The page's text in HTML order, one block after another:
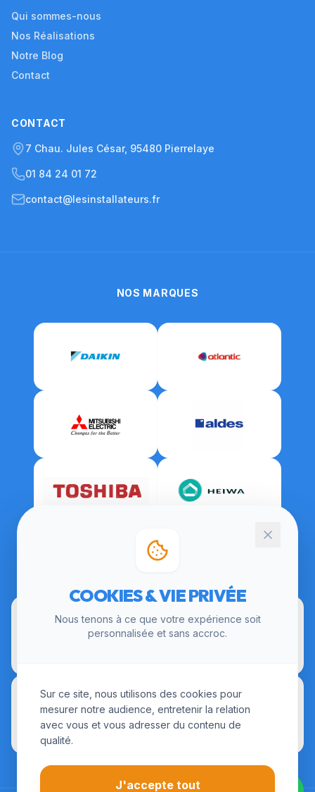
Qui sommes-nous
Nos Réalisations
Notre Blog
Contact
CONTACT
7 Chau. Jules César, 95480 Pierrelaye
01 84 24 01 72
contact@lesinstallateurs.fr
NOS MARQUES
COOKIES & VIE PRIVÉE
Nous tenons à ce que votre expérience soit
personnalisée et sans accroc.
Sur ce site, nous utilisons des cookies pour
mesurer notre audience, entretenir la relation
avec vous et vous adresser du contenu de
qualité.
J'accepte tout